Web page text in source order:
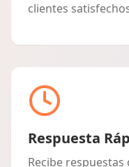
clientes
Respuesta
Recibe